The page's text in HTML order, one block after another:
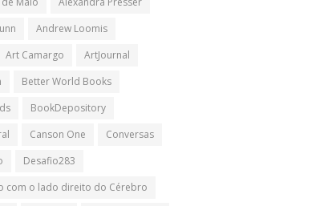
Andrew Loomis
Art Camargo
ArtJournal
Better World Books
BookDepository
Canson One
Conversas
Desafio283
com o lado direito do Cérebro